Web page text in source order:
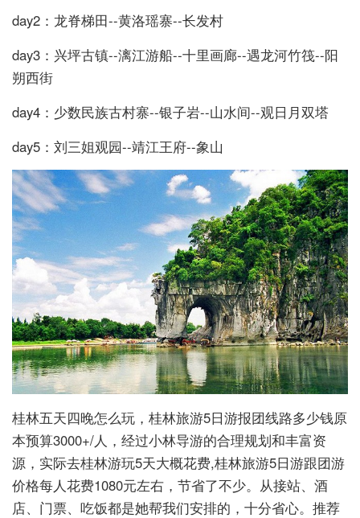
day2：龙脊梯田--黄洛瑶寨--长发村
day3：兴坪古镇--漓江游船--十里画廊--遇龙河竹筏--阳
朔西街
day4：少数民族古村寨--银子岩--山水间--观日月双塔
day5：刘三姐观园--靖江王府--象山
桂林五天四晚怎么玩，桂林旅游5日游报团线路多少钱原
本预算3000+/人，经过小林导游的合理规划和丰富资
源，实际去桂林游玩5天大概花费,桂林旅游5日游跟团游
价格每人花费1080元左右，节省了不少。从接站、酒
店、门票、吃饭都是她帮我们安排的，十分省心。推荐